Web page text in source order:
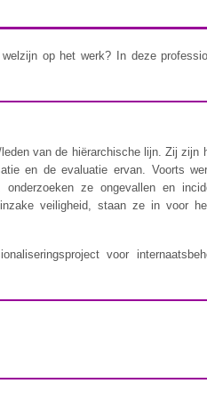
op het werk? In deze
van de hiërarchische lijn. Zij zijn
en de evaluatie ervan. Voorts
ze ongevallen en
veiligheid, staan ze in voor
voor